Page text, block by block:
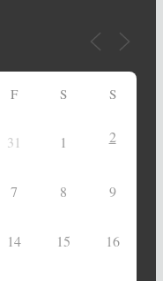
F S S
31 1 2
7 8 9
14 15 16